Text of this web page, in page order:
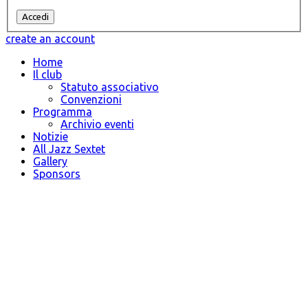
create an account
Home
Il club
Statuto associativo
Convenzioni
Programma
Archivio eventi
Notizie
All Jazz Sextet
Gallery
Sponsors